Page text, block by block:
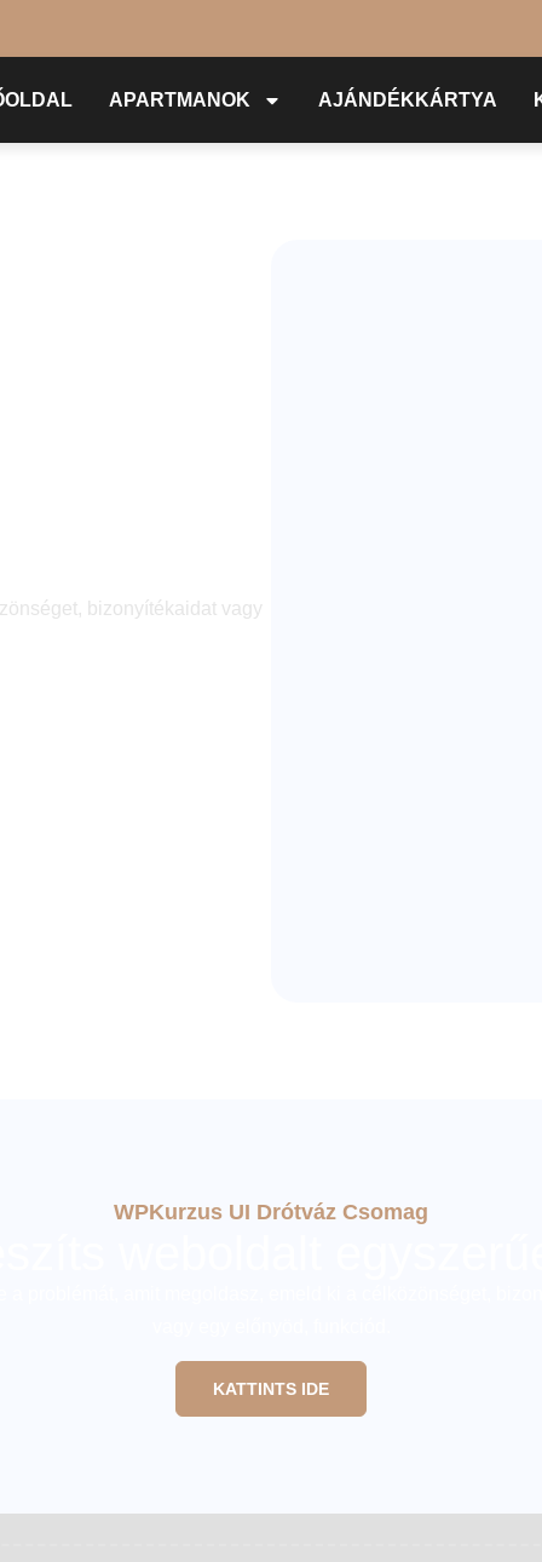
APARTMANOK AJÁNDÉKKÁRTYA
bizonyítékaidat vagy
WPKurzus UI Drótváz Csomag
KATTINTS IDE